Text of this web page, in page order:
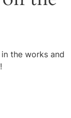
the works and